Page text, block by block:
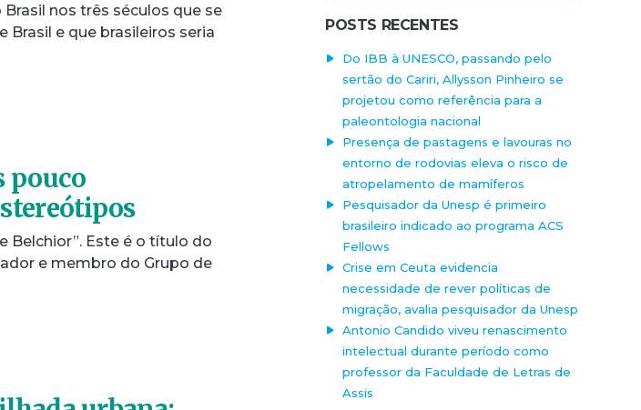
nos três séculos que se
Brasil e que brasileiros seria
pouco
Belchior”. Este é o título do
e membro do Grupo de
POSTS RECENTES
Do IBB à UNESCO, passando pelo
sertão do Cariri, Allysson Pinheiro se
projetou como referência para a
paleontologia nacional
Presença de pastagens e lavouras no
entorno de rodovias eleva o risco de
atropelamento de mamíferos
Pesquisador da Unesp é primeiro
brasileiro indicado ao programa ACS
Fellows
Crise em Ceuta evidencia
necessidade de rever políticas de
migração, avalia pesquisador da Unesp
Antonio Candido viveu renascimento
intelectual durante período como
professor da Faculdade de Letras de
Assis